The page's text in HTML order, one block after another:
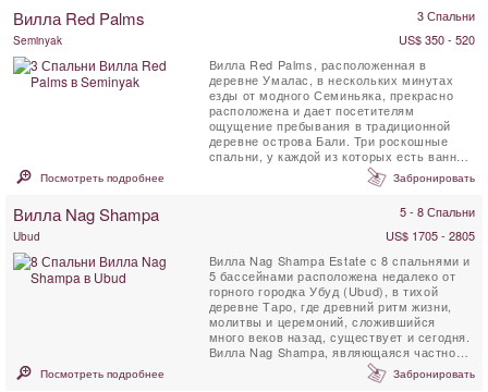
Вилла Red Palms 3 Спальни
Seminyak
US$ 350 - 520
Вилла Red Palms, расположенная в
деревне Умалас, в нескольких минутах
езды от модного Семиньяка, прекрасно
расположена и дает посетителям
ощущение пребывания в традиционной
деревне острова Бали. Три роскошные
спальни, у каждой из которых есть ванная
Посмотреть подробнее Забронировать
Вилла Nag Shampa 5 - 8 Спальни
Ubud
US$ 1705 - 2805
Вилла Nag Shampa Estate с 8 спальнями и
5 бассейнами расположена недалеко от
горного городка Убуд (Ubud), в тихой
деревне Таро, где древний ритм жизни,
молитвы и церемоний, сложившийся
много веков назад, существует и сегодня.
Вилла Nag Shampa, являющаяся частной
Посмотреть подробнее Забронировать